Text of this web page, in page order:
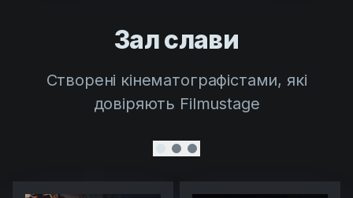
Зал слави
Створені кінематографістами, які
довіряють Filmustage